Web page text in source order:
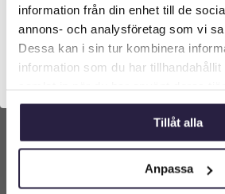
information från din enhet till de
annons- och analysföretag som vi
Dessa kan i sin tur kombinera
information som du har
Tillåt alla
Anpassa
Lägg till i
Företagskund (exkl.
Privatkund (inkl.